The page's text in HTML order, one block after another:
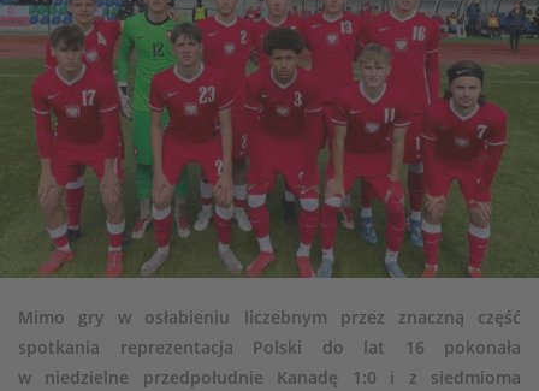
Mimo gry w osłabieniu liczebnym przez znaczną część
spotkania reprezentacja Polski do lat 16 pokonała
w niedzielne przedpołudnie Kanadę 1:0 i z siedmioma